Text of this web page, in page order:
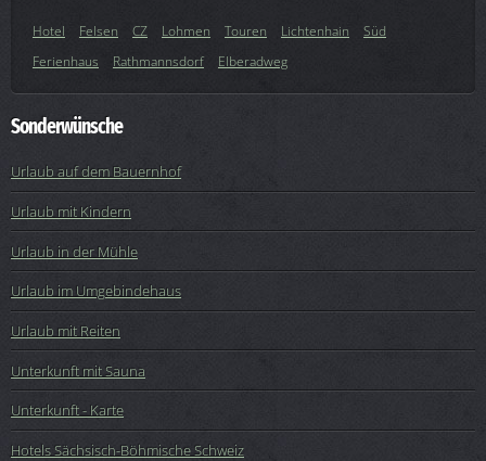
Hotel Felsen CZ Lohmen Touren Lichtenhain
Süd
Ferienhaus
Rathmannsdorf Elberadweg
Sonderwünsche
Urlaub auf dem Bauernhof
Urlaub mit Kindern
Urlaub in der Mühle
Urlaub im Umgebindehaus
Urlaub mit Reiten
Unterkunft mit Sauna
Unterkunft - Karte
Hotels Sächsisch-Böhmische Schweiz